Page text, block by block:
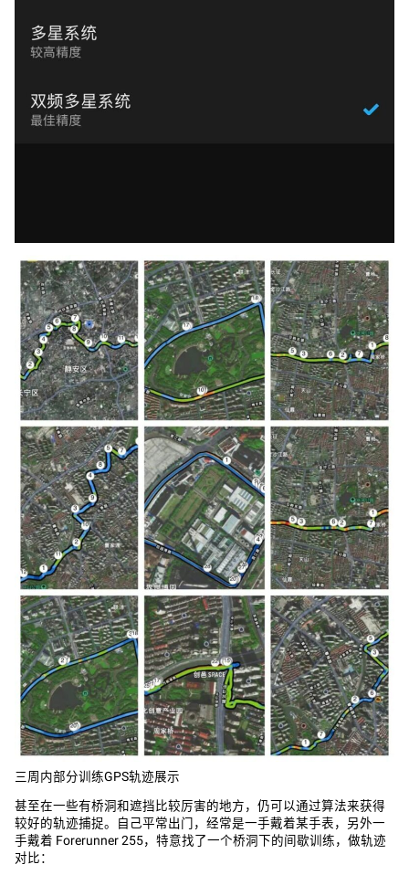
三周内部分训练GPS轨迹展示
甚至在一些有桥洞和遮挡比较厉害的地方，仍可以通过算法来获得
较好的轨迹捕捉。自己平常出门，经常是一手戴着某手表，另外一
手戴着 Forerunner 255，特意找了一个桥洞下的间歇训练，做轨迹
对比：